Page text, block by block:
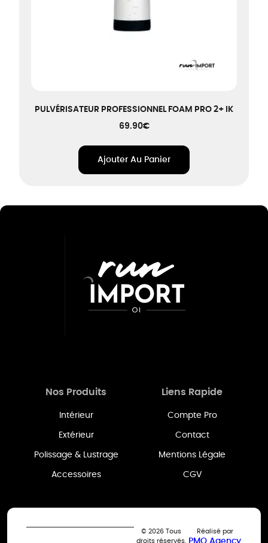
PULVÉRISATEUR PROFESSIONNEL FOAM PRO 2+ IK
69.90€
Ajouter Au Panier
Nos Produits
Intérieur
Extérieur
Polissage & Lustrage
Accessoires
Liens Rapide
Compte Pro
Contact
Mentions Légale
CGV
© 2026 Tous
droits réservés.
Réalisé par